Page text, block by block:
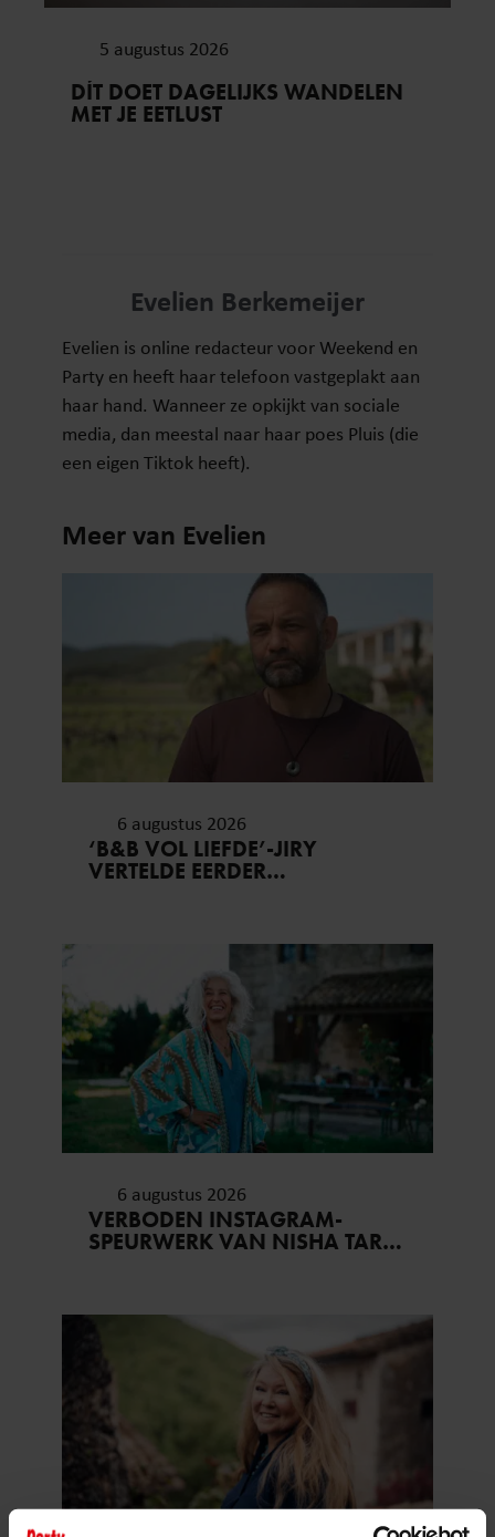
5 augustus 2026
DÍT DOET DAGELIJKS WANDELEN
MET JE EETLUST
Evelien Berkemeijer
Evelien is online redacteur voor Weekend en
Party en heeft haar telefoon vastgeplakt aan
haar hand. Wanneer ze opkijkt van sociale
media, dan meestal naar haar poes Pluis (die
een eigen Tiktok heeft).
Meer van Evelien
6 augustus 2026
‘B&B VOL LIEFDE’-JIRY
VERTELDE EERDER
DOCUMENTAIRE
6 augustus 2026
VERBODEN INSTAGRAM-
SPEURWERK VAN NISHA TARA